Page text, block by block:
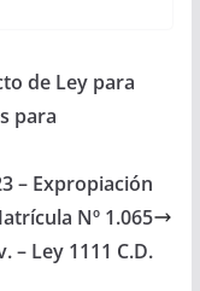
de Ley para
para
– Expropiación
Nº 1.065
– Ley 1111 C.D.